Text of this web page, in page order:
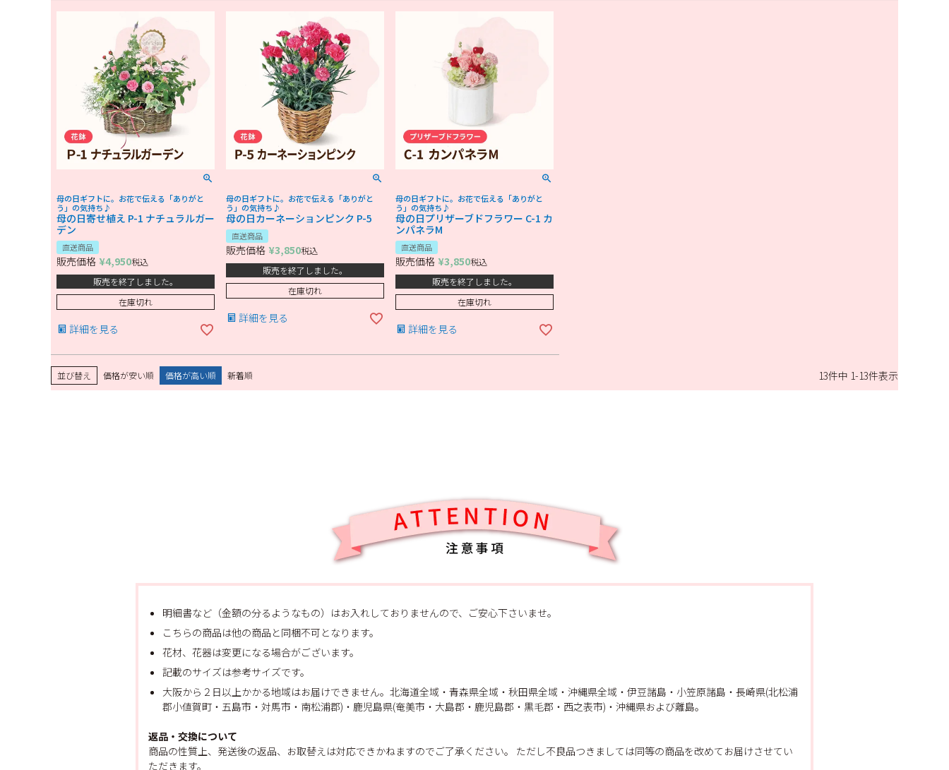
母の日ギフトに。お花で伝える「ありがと
う」の気持ち♪
母の日寄せ植え P-1 ナチュラルガー
デン
直送商品
販売価格 ¥4,950税込
販売を終了しました。
在庫切れ
詳細を見る
母の日ギフトに。お花で伝える「ありがと
う」の気持ち♪
母の日カーネーションピンク P-5
直送商品
販売価格 ¥3,850税込
販売を終了しました。
在庫切れ
詳細を見る
母の日ギフトに。お花で伝える「ありがと
う」の気持ち♪
母の日プリザーブドフラワー C-1 カ
ンパネラM
直送商品
販売価格 ¥3,850税込
販売を終了しました。
在庫切れ
詳細を見る
並び替え 価格が安い順 価格が高い順 新着順 13件中 1-13件表示
明細書など（金額の分るようなもの）はお入れしておりませんので、ご安心下さいませ。
こちらの商品は他の商品と同梱不可となります。
花材、花器は変更になる場合がございます。
記載のサイズは参考サイズです。
大阪から２日以上かかる地域はお届けできません。北海道全域・青森県全域・秋田県全域・沖縄県全域・伊豆諸島・小笠原諸島・長崎県(北松浦
郡小値賀町・五島市・対馬市・南松浦郡)・鹿児島県(奄美市・大島郡・鹿児島郡・黒毛郡・西之表市)・沖縄県および離島。
返品・交換について
商品の性質上、発送後の返品、お取替えは対応できかねますのでご了承ください。 ただし不良品つきましては同等の商品を改めてお届けさせてい
ただきます。